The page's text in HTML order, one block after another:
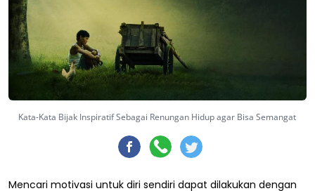
Kata-Kata Bijak Inspiratif Sebagai Renungan Hidup agar Bisa Semangat
Mencari motivasi untuk diri sendiri dapat dilakukan dengan